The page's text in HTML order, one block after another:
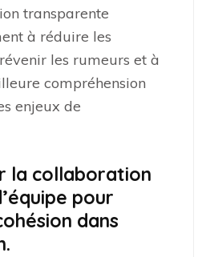
transparente
à réduire les
les rumeurs et à
compréhension
enjeux de
la collaboration
pour
dans